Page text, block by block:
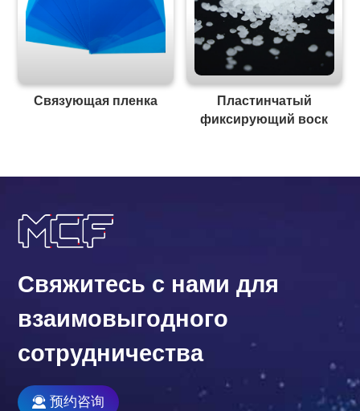
Связующая пленка
Пластинчатый
фиксирующий воск
Свяжитесь с нами для
взаимовыгодного
сотрудничества
预约咨询